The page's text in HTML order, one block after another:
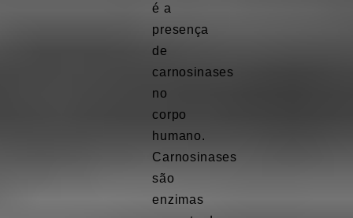
é a
presença
de
carnosinases
no
corpo
humano.
Carnosinases
são
enzimas